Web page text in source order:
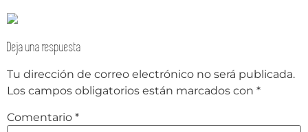
Deja una respuesta
Tu dirección de correo electrónico no será publicada.
Los campos obligatorios están marcados con *
Comentario *